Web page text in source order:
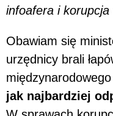
infoafera i korupcja
Obawiam się
urzędnicy brali
jak najbardziej